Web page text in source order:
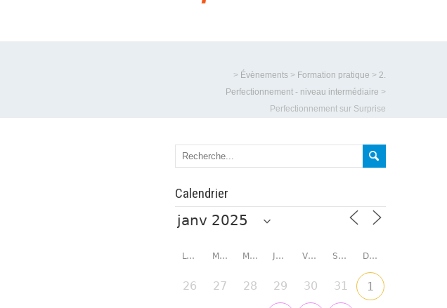
> Évènements > Formation pratique > 2.
Perfectionnement - niveau intermédiaire >
Perfectionnement sur Surprise
Calendrier
LUNDI MARDI MERCREDI JEUDI VENDREDI SAMEDI DIMANCHE
26 27 28 29 30 31 1